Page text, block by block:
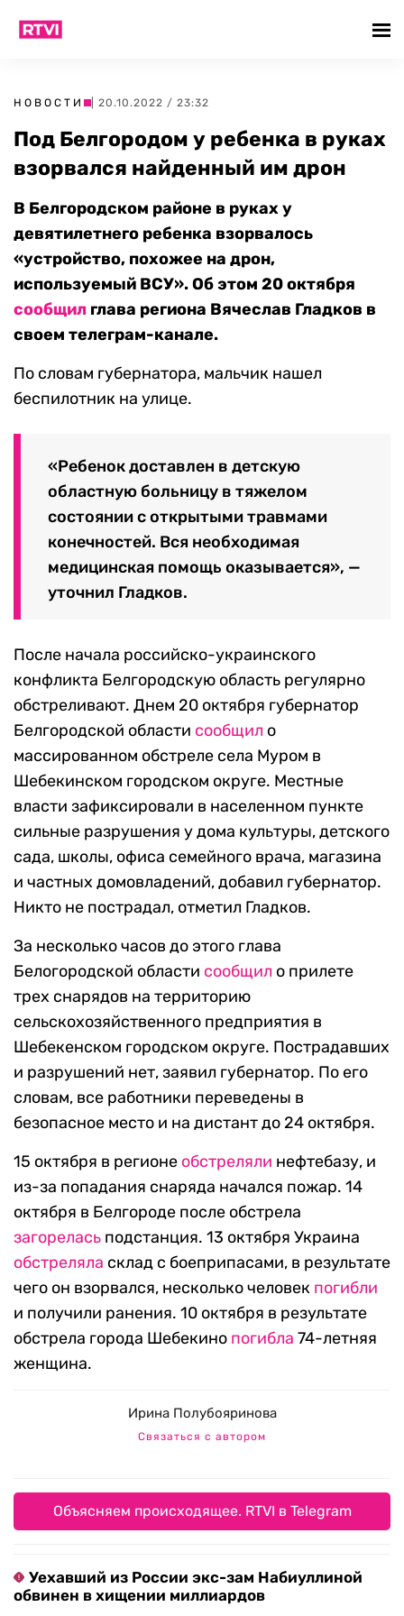
НОВОСТИ | 20.10.2022 / 23:32
Под Белгородом у ребенка в руках
взорвался найденный им дрон
В Белгородском районе в руках у
девятилетнего ребенка взорвалось
«устройство, похожее на дрон,
используемый ВСУ». Об этом 20 октября
сообщил глава региона Вячеслав Гладков в
своем телеграм-канале.
По словам губернатора, мальчик нашел
беспилотник на улице.
«Ребенок доставлен в детскую
областную больницу в тяжелом
состоянии с открытыми травмами
конечностей. Вся необходимая
медицинская помощь оказывается», —
уточнил Гладков.
После начала российско-украинского
конфликта Белгородскую область регулярно
обстреливают. Днем 20 октября губернатор
Белгородской области сообщил о
массированном обстреле села Муром в
Шебекинском городском округе. Местные
власти зафиксировали в населенном пункте
сильные разрушения у дома культуры, детского
сада, школы, офиса семейного врача, магазина
и частных домовладений, добавил губернатор.
Никто не пострадал, отметил Гладков.
За несколько часов до этого глава
Белогородской области сообщил о прилете
трех снарядов на территорию
сельскохозяйственного предприятия в
Шебекенском городском округе. Пострадавших
и разрушений нет, заявил губернатор. По его
словам, все работники переведены в
безопасное место и на дистант до 24 октября.
15 октября в регионе обстреляли нефтебазу, и
из-за попадания снаряда начался пожар. 14
октября в Белгороде после обстрела
загорелась подстанция. 13 октября Украина
обстреляла склад с боеприпасами, в результате
чего он взорвался, несколько человек погибли
и получили ранения. 10 октября в результате
обстрела города Шебекино погибла 74-летняя
женщина.
Ирина Полубояринова
Связаться с автором
Объясняем происходящее. RTVI в Telegram
Уехавший из России экс-зам Набиуллиной
обвинен в хищении миллиардов